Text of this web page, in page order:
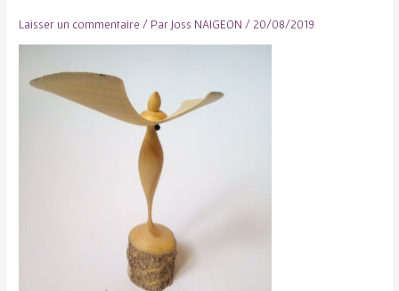
Laisser un commentaire / Par Joss NAIGEON / 20/08/2019